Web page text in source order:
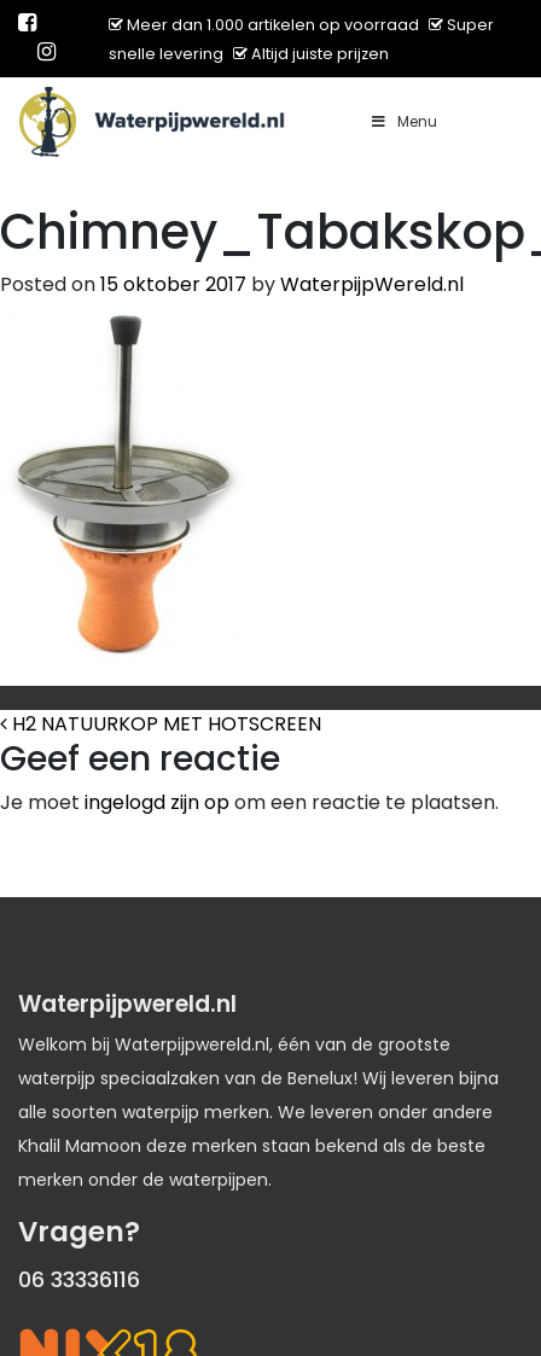
Meer dan 1.000 artikelen op voorraad
Super
snelle levering
Altijd juiste prijzen
Main Navigation Menu
Posted on15 oktober 2017 byWaterpijpWereld.nl
Bericht Navigatie
H2 NATUURKOP MET HOTSCREEN
Geef een reactie
Je moet ingelogd zijn opom een reactie te plaatsen.
Waterpijpwereld.nl
Welkom bij Waterpijpwereld.nl, één van de grootste
waterpijp speciaalzaken van de Benelux! Wij leveren bijna
alle soorten waterpijp merken. We leveren onder andere
Khalil Mamoon deze merken staan bekend als de beste
merken onder de waterpijpen.
Vragen?
06 33336116